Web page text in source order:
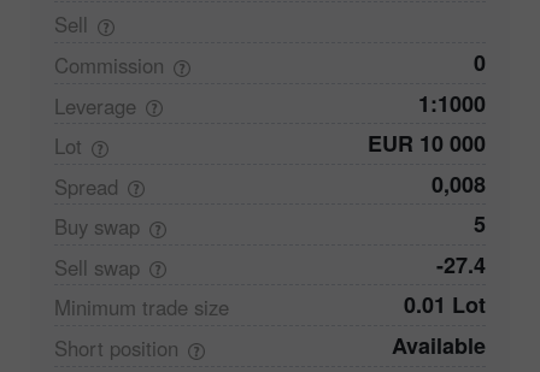
Sell
Commission
0
Leverage 1:1000
Lot EUR 10 000
Spread 0,008
Buy swap 5
Sell swap -27.4
Minimum trade size 0.01 Lot
Short position Available